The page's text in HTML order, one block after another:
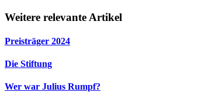
Weitere relevante Artikel
Preisträger 2024
Die Stiftung
Wer war Julius Rumpf?